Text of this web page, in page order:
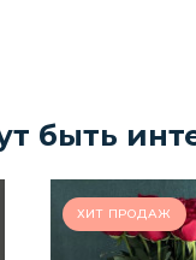
быть
ХИТ ПРОДАЖ